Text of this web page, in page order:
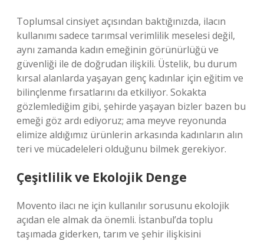
Toplumsal cinsiyet açısından baktığınızda, ilacın
kullanımı sadece tarımsal verimlilik meselesi değil,
aynı zamanda kadın emeğinin görünürlüğü ve
güvenliği ile de doğrudan ilişkili. Üstelik, bu durum
kırsal alanlarda yaşayan genç kadınlar için eğitim ve
bilinçlenme fırsatlarını da etkiliyor. Sokakta
gözlemlediğim gibi, şehirde yaşayan bizler bazen bu
emeği göz ardı ediyoruz; ama meyve reyonunda
elimize aldığımız ürünlerin arkasında kadınların alın
teri ve mücadeleleri olduğunu bilmek gerekiyor.
Çeşitlilik ve Ekolojik Denge
Movento ilacı ne için kullanılır sorusunu ekolojik
açıdan ele almak da önemli. İstanbul’da toplu
taşımada giderken, tarım ve şehir ilişkisini